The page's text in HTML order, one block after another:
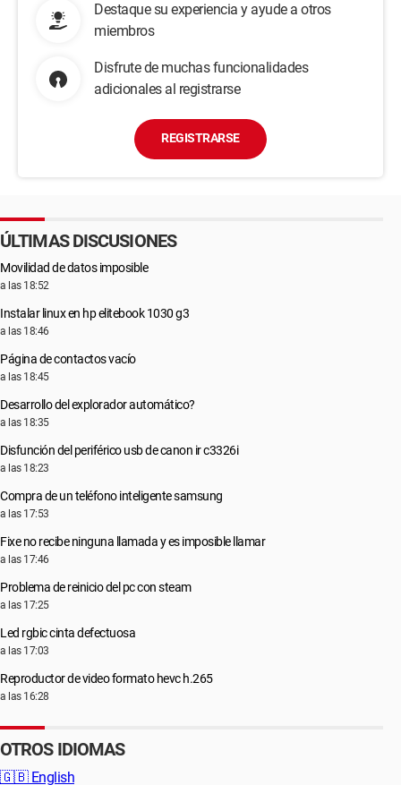
Destaque su experiencia y ayude a otros
miembros
Disfrute de muchas funcionalidades
adicionales al registrarse
REGISTRARSE
ÚLTIMAS DISCUSIONES
Movilidad de datos imposible
a las 18:52
Instalar linux en hp elitebook 1030 g3
a las 18:46
Página de contactos vacío
a las 18:45
Desarrollo del explorador automático?
a las 18:35
Disfunción del periférico usb de canon ir c3326i
a las 18:23
Compra de un teléfono inteligente samsung
a las 17:53
Fixe no recibe ninguna llamada y es imposible llamar
a las 17:46
Problema de reinicio del pc con steam
a las 17:25
Led rgbic cinta defectuosa
a las 17:03
Reproductor de video formato hevc h.265
a las 16:28
OTROS IDIOMAS
🇬🇧 English